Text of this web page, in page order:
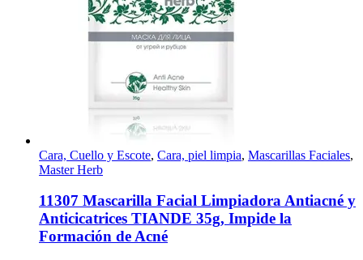
Cara, Cuello y Escote, Cara, piel limpia, Mascarillas Faciales,
Master Herb
11307 Mascarilla Facial Limpiadora Antiacné y
Anticicatrices TIANDE 35g, Impide la
Formación de Acné